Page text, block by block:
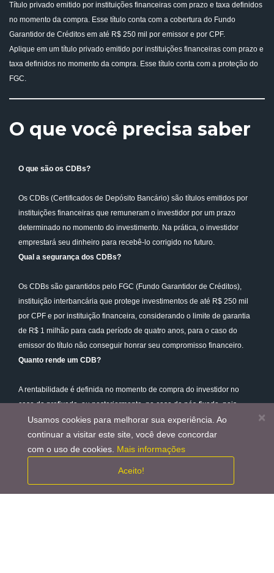
Título privado emitido por instituições financeiras com prazo e taxa definidos
no momento da compra. Esse título conta com a cobertura do Fundo
Garantidor de Créditos em até R$ 250 mil por emissor e por CPF.
Aplique em um título privado emitido por instituições financeiras com prazo e
taxa definidos no momento da compra. Esse título conta com a proteção do
FGC.
O que você precisa saber
O que são os CDBs?
Os CDBs (Certificados de Depósito Bancário) são títulos emitidos por
instituições financeiras que remuneram o investidor por um prazo
determinado no momento do investimento. Na prática, o investidor
emprestará seu dinheiro para recebê-lo corrigido no futuro.
Qual a segurança dos CDBs?
Os CDBs são garantidos pelo FGC (Fundo Garantidor de Créditos),
instituição interbancária que protege investimentos de até R$ 250 mil
por CPF e por instituição financeira, considerando o limite de garantia
de R$ 1 milhão para cada período de quatro anos, para o caso do
emissor do título não conseguir honrar seu compromisso financeiro.
Quanto rende um CDB?
A rentabilidade é definida no momento de compra do investidor no
caso da prefixada, ou posteriormente, no caso da pós-fixada, pois
depende do comportamento do seu indexador. Quanto mais longo é o
vencimento de um CDB, maior tende a ser sua rentabilidade. Por isso,
vale sempre pesquisar para encontrar a melhor taxa para o seu
×
Usamos cookies para melhorar sua experiência. Ao
continuar a visitar este site, você deve concordar
com o uso de cookies. Mais informações
Aceito!